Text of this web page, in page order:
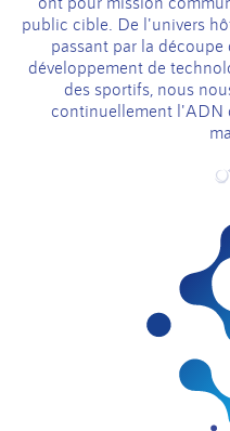
public cible. De l'univers
passant par la découpe
développement de
des sportifs, nous
continuellement l'ADN